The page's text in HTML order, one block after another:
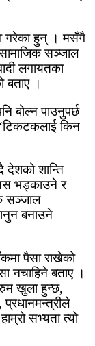
गरेका हुन् । मसँगै
सञ्जाल
लगायतका
बताए ।
बोल्न पाउनुपर्छ
किन
देशको शान्ति
भड्काउने र
सञ्जाल
बनाउने
पैसा राखेको
नचाहिने बताए ।
खुला हुन्छ,
सभ्यता त्यो